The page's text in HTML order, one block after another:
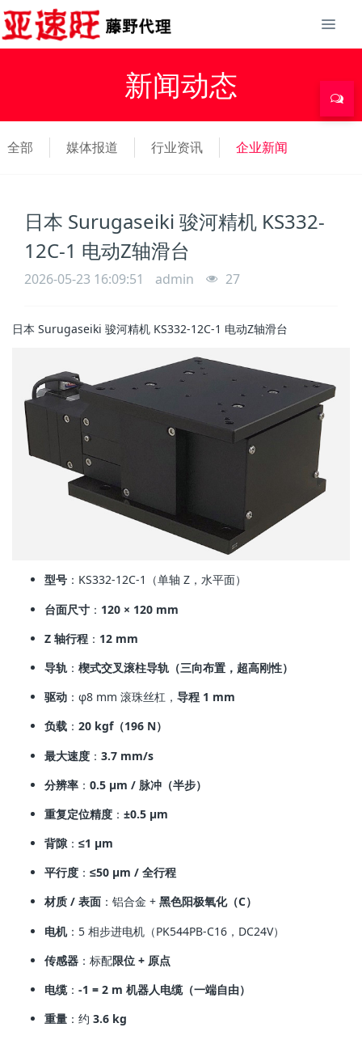
新闻动态
全部 媒体报道 行业资讯 企业新闻
日本 Surugaseiki 骏河精机 KS332-
12C-1 电动Z轴滑台
2026-05-23 16:09:51 admin 27
日本 Surugaseiki 骏河精机 KS332-12C-1 电动Z轴滑台
型号 ：KS332-12C-1（单轴 Z，水平面）
台面尺寸 ： 120 × 120 mm
Z 轴行程 ： 12 mm
导轨 ： 楔式交叉滚柱导轨（三向布置，超高刚性）
驱动 ：φ8 mm 滚珠丝杠， 导程 1 mm
负载 ： 20 kgf（196 N）
最大速度 ： 3.7 mm/s
分辨率 ： 0.5 μm / 脉冲（半步）
重复定位精度 ： ±0.5 μm
背隙： ≤1 μm
平行度 ： ≤50 μm / 全行程
材质 / 表面 ：铝合金 + 黑色阳极氧化（C）
电机：5 相步进电机（PK544PB‑C16，DC24V）
传感器 ：标配限位 + 原点
电缆： ‑1 = 2 m 机器人电缆（一端自由）
重量 ：约 3.6 kg